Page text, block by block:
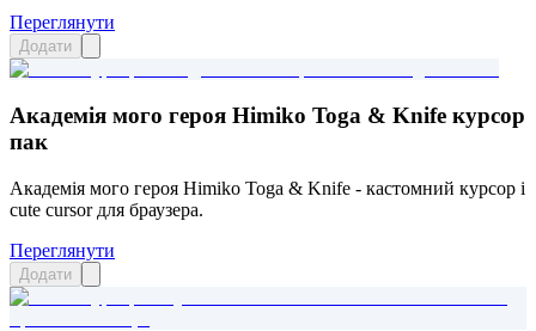
Переглянути
Додати
Академія мого героя Himiko Toga & Knife курсор
пак
Академія мого героя Himiko Toga & Knife - кастомний курсор і
cute cursor для браузера.
Переглянути
Додати